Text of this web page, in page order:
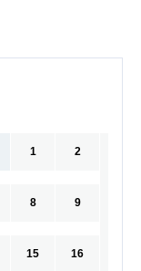
1 2
8 9
15 16